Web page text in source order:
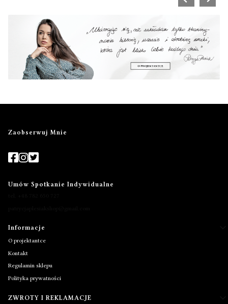
Zaobserwuj Mnie
Umów Spotkanie Indywidualne
Linki w stopce
Informacje
O projektantce
Kontakt
Regulamin sklepu
Polityka prywatności
ZWROTY I REKLAMACJE